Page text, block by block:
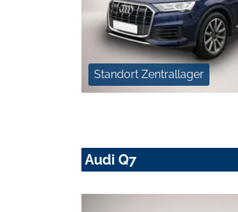
Standort Zentrallager
Audi Q7